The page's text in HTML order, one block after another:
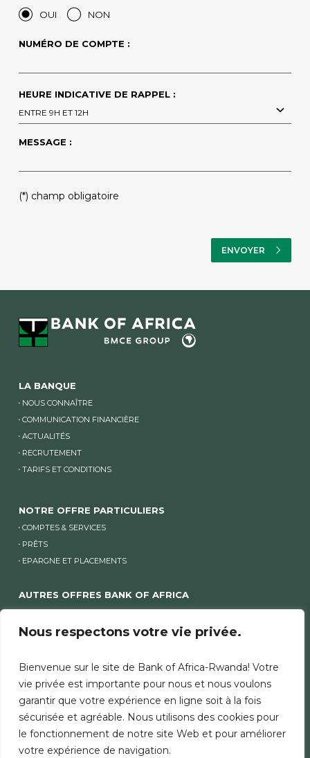
Nous respectons votre vie privée.
Bienvenue sur le site de Bank of Africa-Rwanda! Votre
vie privée est importante pour nous et nous voulons
garantir que votre expérience en ligne soit à la fois
sécurisée et agréable. Nous utilisons des cookies pour
le fonctionnement de notre site Web et pour améliorer
votre expérience de navigation.
OUI NON
NUMÉRO DE COMPTE :
HEURE INDICATIVE DE RAPPEL :
ENTRE 9H ET 12H
MESSAGE :
(*) champ obligatoire
LA BANQUE
NOUS CONNAÎTRE
COMMUNICATION FINANCIÈRE
ACTUALITÉS
RECRUTEMENT
TARIFS ET CONDITIONS
NOTRE OFFRE PARTICULIERS
COMPTES & SERVICES
PRÊTS
EPARGNE ET PLACEMENTS
AUTRES OFFRES BANK OF AFRICA
ENTREPRISES
PME
AUTRES SITES BANK OF AFRICA
MENTIONS LÉGALES SÉCURITÉ CHARTE COOKIES